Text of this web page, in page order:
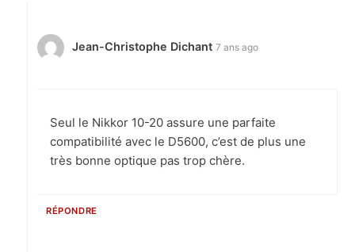
Jean-Christophe Dichant 7 ans ago
Seul le Nikkor 10-20 assure une parfaite
compatibilité avec le D5600, c’est de plus une
très bonne optique pas trop chère.
RÉPONDRE